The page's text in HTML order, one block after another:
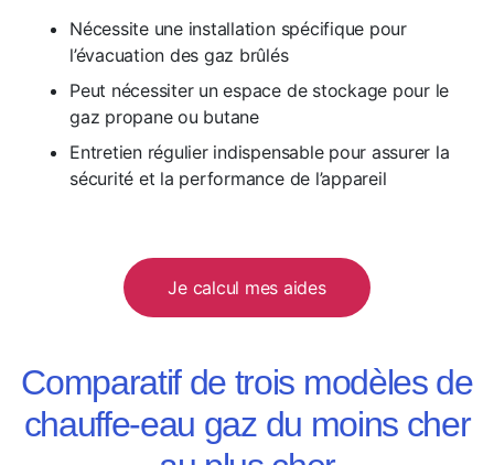
Nécessite une installation spécifique pour
l’évacuation des gaz brûlés
Peut nécessiter un espace de stockage pour le
gaz propane ou butane
Entretien régulier indispensable pour assurer la
sécurité et la performance de l’appareil
Je calcul mes aides
Comparatif de trois modèles de
chauffe-eau gaz du moins cher